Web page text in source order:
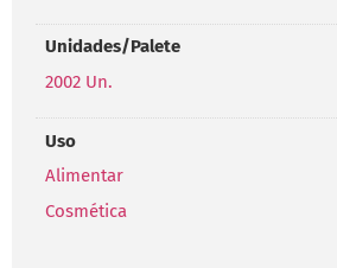
Unidades/Palete
2002 Un.
Uso
Alimentar
Cosmética